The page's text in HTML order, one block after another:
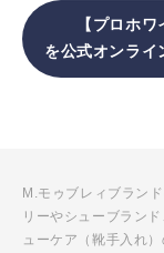
【プロホワ
を公式オンライ
M.モゥブレィブラン
リーやシューブラン
ューケア（靴手入れ